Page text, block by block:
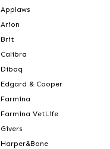
Applaws
Arion
Brit
Calibra
Dibaq
Edgard & Cooper
Farmina
Farmina VetLife
Givers
Harper&Bone